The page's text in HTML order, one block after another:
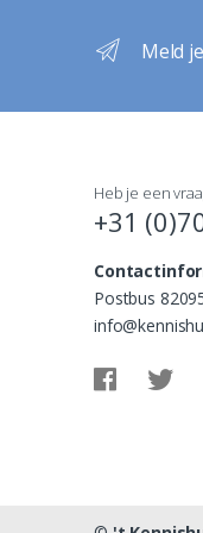
Meld
Heb je een
+31
Postbus